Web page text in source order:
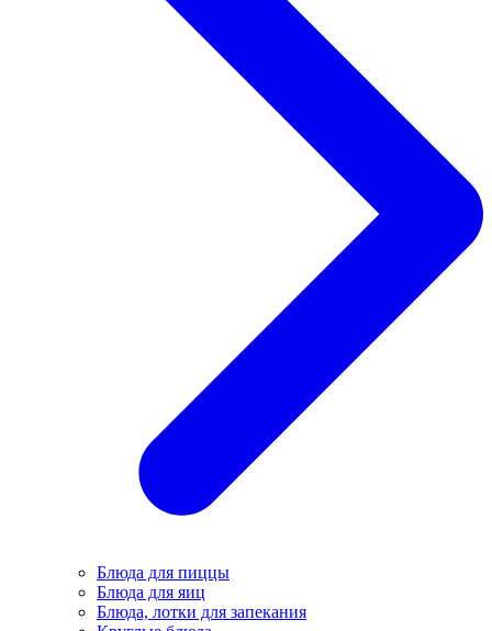
Блюда для пиццы
Блюда для яиц
Блюда, лотки для запекания